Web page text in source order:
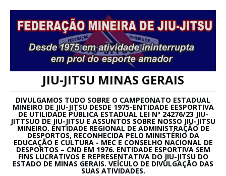
JIU-JITSU MINAS GERAIS
DIVULGAMOS TUDO SOBRE O CAMPEONATO ESTADUAL
MINEIRO DE JIU-JITSU DESDE 1975-ENTIDADE EESPORTIVA
DE UTILIDADE PÚBLICA ESTADUAL LEI Nº 24276/23 JIU-
JITTSUO DE JIU-JITSU E ASSUNTOS SOBRE NOSSO JIU-JITSU
MINEIRO. ENTIDADE REGIONAL DE ADMINISTRAÇÃO DE
DESPORTOS, RECONHECIDA PELO MINISTÉRIO DA
EDUCAÇÃO E CULTURA - MEC E CONSELHO NACIONAL DE
DESPORTOS – CND EM 1976. ENTIDADE ESPORTIVA SEM
FINS LUCRATIVOS E REPRESENTATIVA DO JIU-JITSU DO
ESTADO DE MINAS GERAIS. VEÍCULO DE DIVULGAÇÃO DAS
SUAS ATIVIDADES.